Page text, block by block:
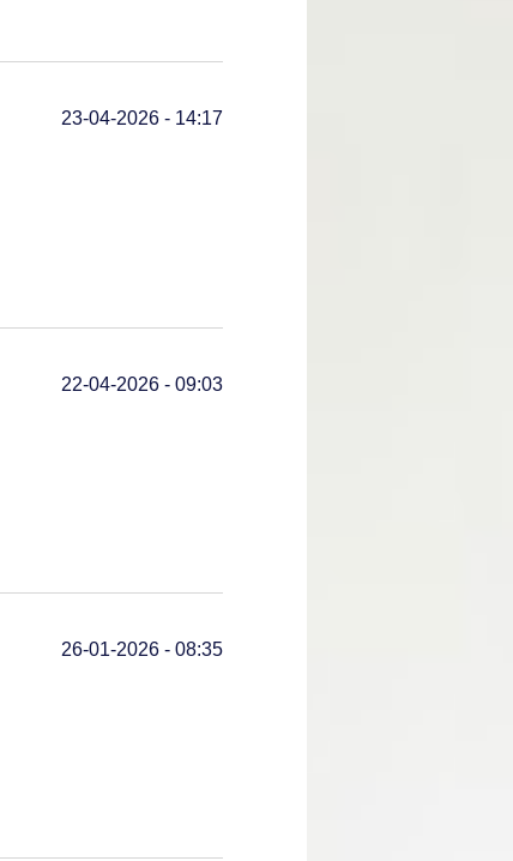
23-04-2026 - 14:17
22-04-2026 - 09:03
26-01-2026 - 08:35